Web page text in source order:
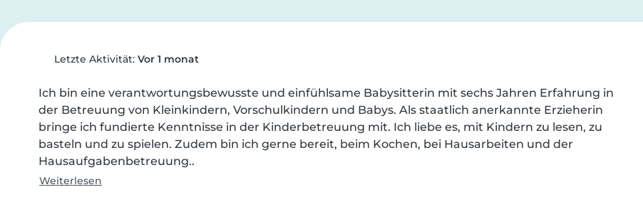
Letzte Aktivität: Vor 1 monat
Ich bin eine verantwortungsbewusste und einfühlsame Babysitterin mit sechs Jahren Erfahrung in
der Betreuung von Kleinkindern, Vorschulkindern und Babys. Als staatlich anerkannte Erzieherin
bringe ich fundierte Kenntnisse in der Kinderbetreuung mit. Ich liebe es, mit Kindern zu lesen, zu
basteln und zu spielen. Zudem bin ich gerne bereit, beim Kochen, bei Hausarbeiten und der
Hausaufgabenbetreuung..
Weiterlesen